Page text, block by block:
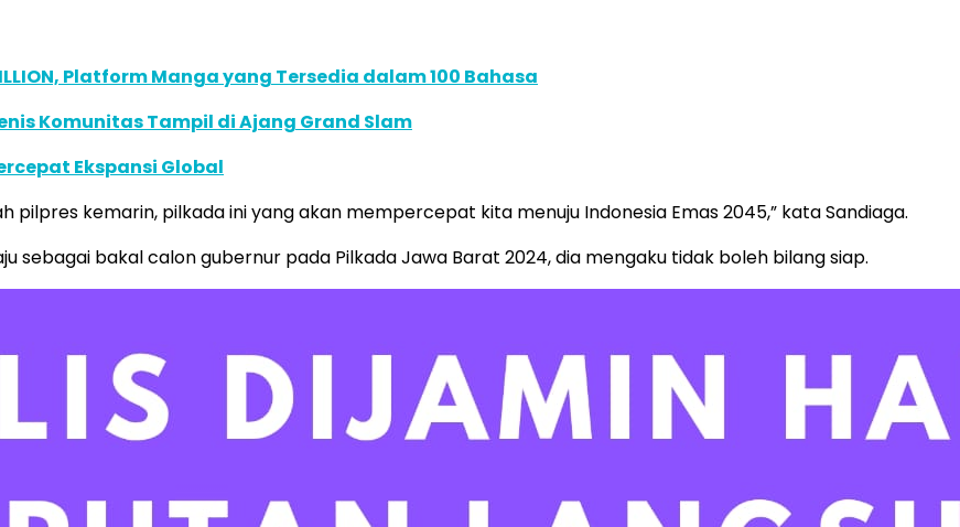
Platform Manga yang Tersedia dalam 100 Bahasa
Komunitas Tampil di Ajang Grand Slam
Ekspansi Global
kemarin, pilkada ini yang akan mempercepat kita menuju Indonesia Emas 2045,” kata Sandiaga.
sebagai bakal calon gubernur pada Pilkada Jawa Barat 2024, dia mengaku tidak boleh bilang siap.